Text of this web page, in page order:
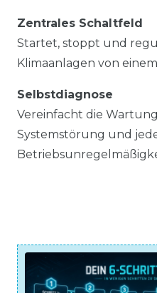
Zentrales Schaltfeld
Startet, stoppt und
Klimaanlagen von
Selbstdiagnose
Vereinfacht die
Systemstörung und